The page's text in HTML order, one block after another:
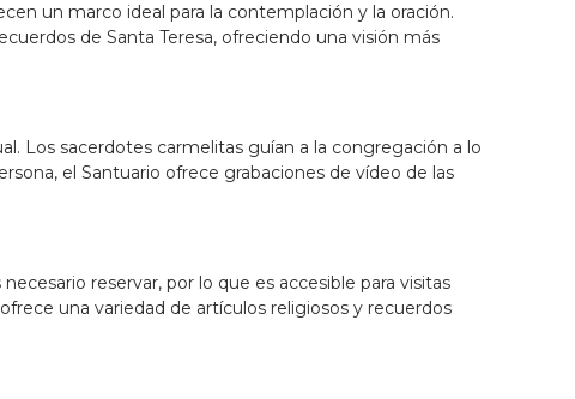
un marco ideal para la contemplación y la oración.
de Santa Teresa, ofreciendo una visión más
Los sacerdotes carmelitas guían a la congregación a lo
el Santuario ofrece grabaciones de vídeo de las
reservar, por lo que es accesible para visitas
una variedad de artículos religiosos y recuerdos